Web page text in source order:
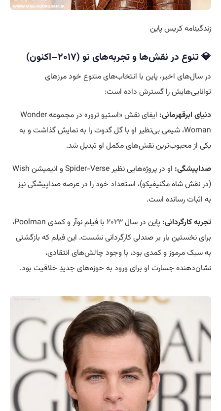
زندگینامه کریس پاین
💎 تنوع در نقش‌ها و تجربه‌های نو (۲۰۱۷–اکنون)
در سال‌های اخیر، پاین با انتخاب‌های متنوع خود مرزهای
توانایی‌هایش را گسترش داده است:
دنیای ابرقهرمانی:
ایفای نقش «استیو ترور» در مجموعه Wonder
Woman، شیمی بی‌نظیر او با گل گدوت را به نمایش گذاشت و به
یکی از محبوب‌ترین نقش‌های مکمل او تبدیل شد.
صداپیشگی:
او در پروژه‌هایی نظیر Spider-Verse و انیمیشن Wish
(در نقش شاه مگنیفیکو)، استعداد خود را در عرصه صداپیشگی نیز
به اثبات رسانده است.
تجربه کارگردانی:
پاین در سال ۲۰۲۳ با فیلم نوآر و کمدی Poolman،
برای نخستین بار بر صندلی کارگردانی نشست. این فیلم که بازگشتی
به سبک مرموز و کمدی بود، با وجود چالش‌های انتقادی،
نشان‌دهنده جسارت او برای ورود به حوزه‌های جدیدِ خلاقیت بود.